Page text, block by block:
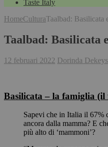
Taste Italy
HomeCulturaTaalbad: Basilicata
Taalbad: Basilicata
12 februari 2022 Dorinda
Basilicata – la famiglia (il
Sapevi che in Italia il 67%
ancora dalla mamma? E
più alto di ‘mammoni’?